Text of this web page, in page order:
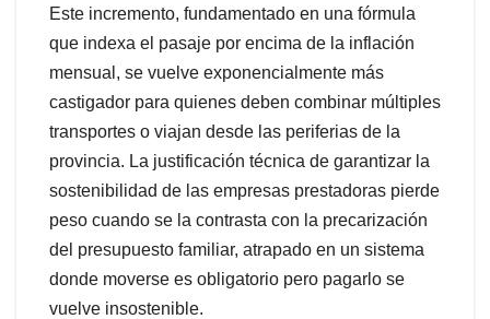
Este incremento, fundamentado en una fórmula
que indexa el pasaje por encima de la inflación
mensual, se vuelve exponencialmente más
castigador para quienes deben combinar múltiples
transportes o viajan desde las periferias de la
provincia. La justificación técnica de garantizar la
sostenibilidad de las empresas prestadoras pierde
peso cuando se la contrasta con la precarización
del presupuesto familiar, atrapado en un sistema
donde moverse es obligatorio pero pagarlo se
vuelve insostenible.